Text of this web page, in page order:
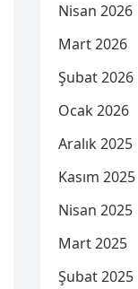
Nisan 2026
Mart 2026
Şubat 2026
Ocak 2026
Aralık 2025
Kasım 2025
Nisan 2025
Mart 2025
Şubat 2025